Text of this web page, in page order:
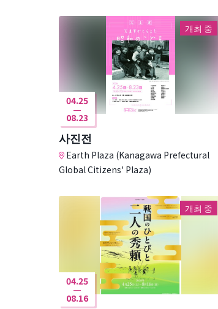
개최 중
04.25
08.23
사진전
Earth Plaza (Kanagawa Prefectural
Global Citizens' Plaza)
개최 중
04.25
08.16